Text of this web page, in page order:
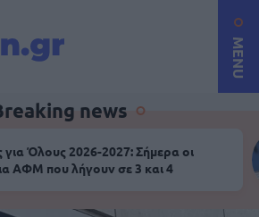
MENU
news
για Όλους 2026-2027: Σήμερα οι
ΑΦΜ που λήγουν σε 3 και 4